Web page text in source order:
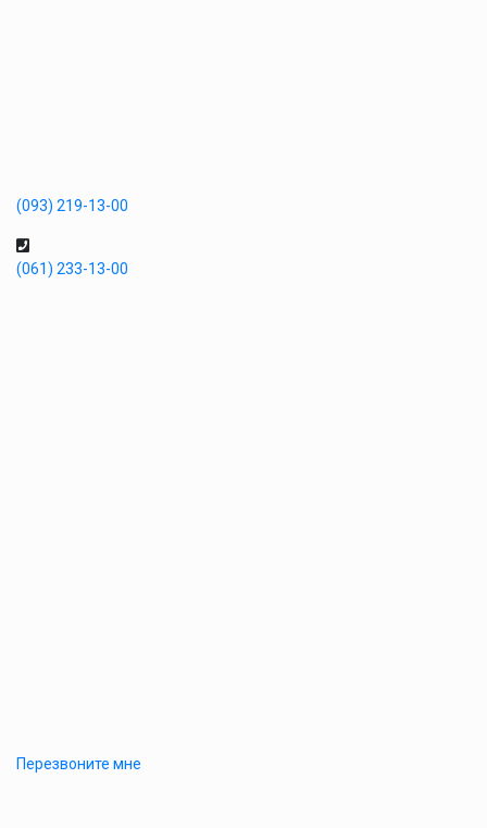
(093) 219-13-00
(061) 233-13-00
Перезвоните мне